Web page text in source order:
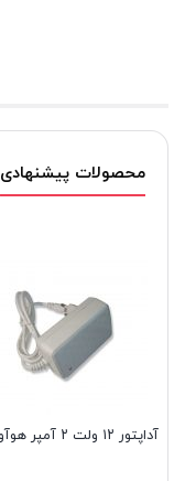
محصولات پیشنهادی
آداپتور ۱۲ ولت ۲ آمپر هوآوی